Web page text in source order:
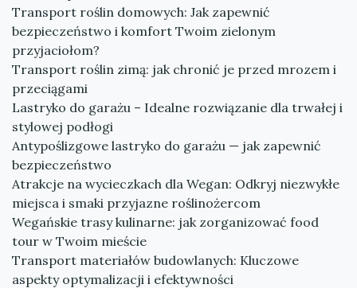
Transport roślin domowych: Jak zapewnić
bezpieczeństwo i komfort Twoim zielonym
przyjaciołom?
Transport roślin zimą: jak chronić je przed mrozem i
przeciągami
Lastryko do garażu – Idealne rozwiązanie dla trwałej i
stylowej podłogi
Antypoślizgowe lastryko do garażu — jak zapewnić
bezpieczeństwo
Atrakcje na wycieczkach dla Wegan: Odkryj niezwykłe
miejsca i smaki przyjazne roślinożercom
Wegańskie trasy kulinarne: jak zorganizować food
tour w Twoim mieście
Transport materiałów budowlanych: Kluczowe
aspekty optymalizacji i efektywności